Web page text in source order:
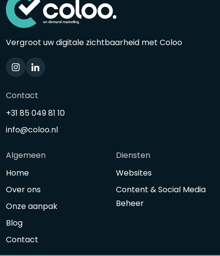
Vergroot uw digitale zichtbaarheid met Coloo
Contact
+31 85 049 81 10
info@coloo.nl
Algemeen
Home
Over ons
Onze aanpak
Blog
Contact
Diensten
Websites
Content & Social Media
Beheer